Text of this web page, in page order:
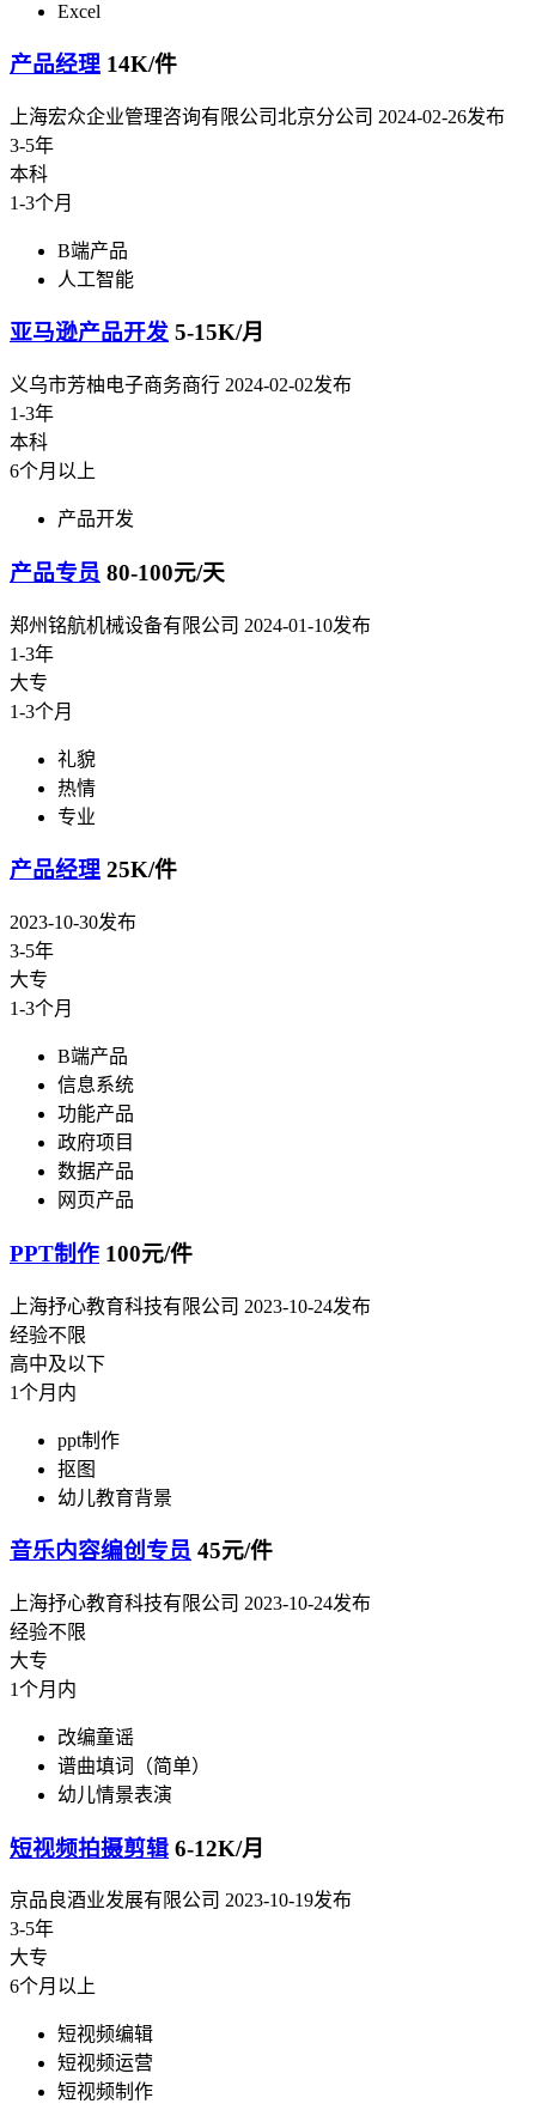
Excel
产品经理 14K/件
上海宏众企业管理咨询有限公司北京分公司 2024-02-26发布
3-5年
本科
1-3个月
B端产品
人工智能
亚马逊产品开发 5-15K/月
义乌市芳柚电子商务商行 2024-02-02发布
1-3年
本科
6个月以上
产品开发
产品专员 80-100元/天
郑州铭航机械设备有限公司 2024-01-10发布
1-3年
大专
1-3个月
礼貌
热情
专业
产品经理 25K/件
2023-10-30发布
3-5年
大专
1-3个月
B端产品
信息系统
功能产品
政府项目
数据产品
网页产品
PPT制作 100元/件
上海抒心教育科技有限公司 2023-10-24发布
经验不限
高中及以下
1个月内
ppt制作
抠图
幼儿教育背景
音乐内容编创专员 45元/件
上海抒心教育科技有限公司 2023-10-24发布
经验不限
大专
1个月内
改编童谣
谱曲填词（简单）
幼儿情景表演
短视频拍摄剪辑 6-12K/月
京品良酒业发展有限公司 2023-10-19发布
3-5年
大专
6个月以上
短视频编辑
短视频运营
短视频制作